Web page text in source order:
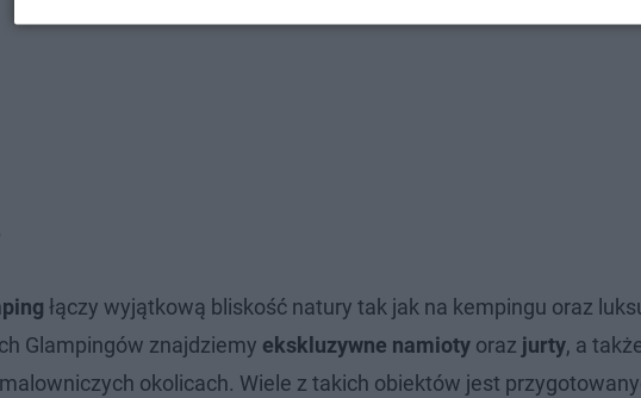
łączy wyjątkową bliskość natury tak jak na kempingu oraz
Glampingów znajdziemy ekskluzywne namioty oraz jurty, a
okolicach. Wiele z takich obiektów jest